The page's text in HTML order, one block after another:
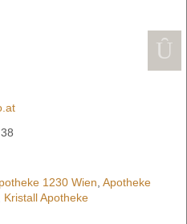
1230 Wien, Apotheke
Kristall Apotheke